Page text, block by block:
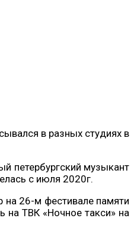
в разных студиях в
петербургский музыкант
с июля 2020г.
на 26-м фестивале памяти
на ТВК «Ночное такси» на